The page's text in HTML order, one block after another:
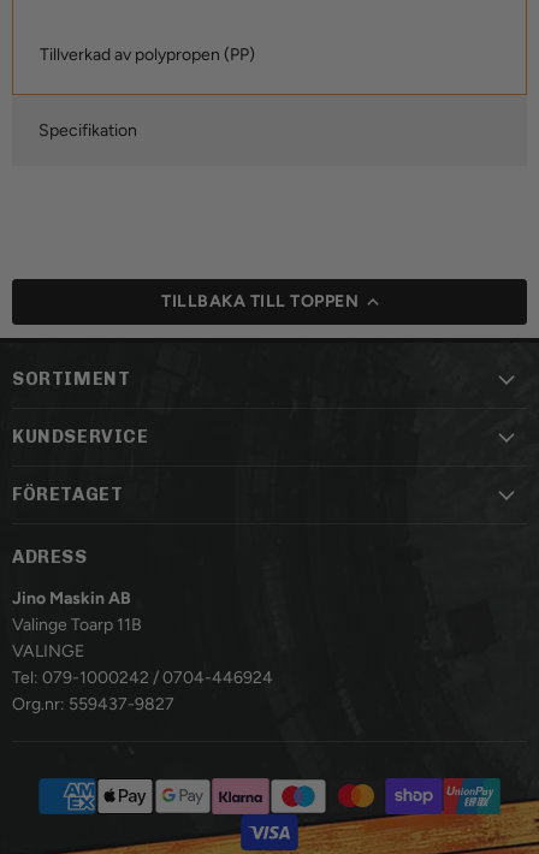
Tillverkad av polypropen (PP)
Specifikation
TILLBAKA TILL TOPPEN
SORTIMENT
KUNDSERVICE
FÖRETAGET
ADRESS
Jino Maskin AB
Valinge Toarp 11B
VALINGE
Tel: 079-1000242 / 0704-446924
Org.nr: 559437-9827